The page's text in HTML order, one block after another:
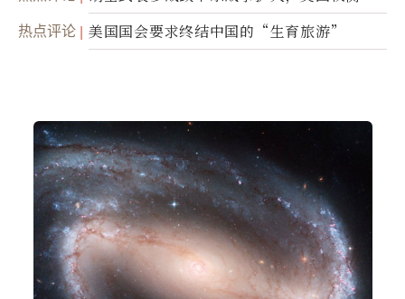
面入侵的可能性
热点评论 美国国会要求终结中国的“生育旅游”